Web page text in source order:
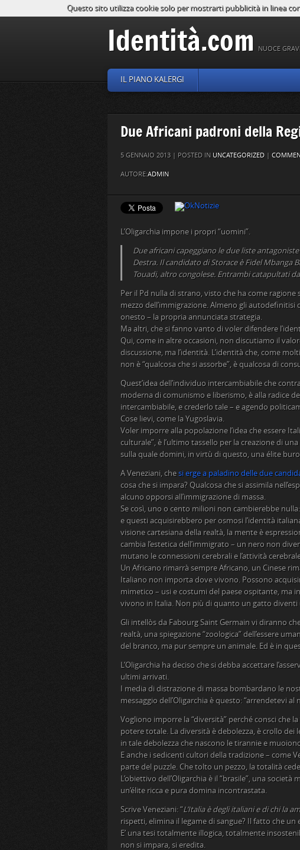
Identità.com NUOCE
IL PIANO KALERGI
Due Africani padroni della
5 GENNAIO 2013 | POSTED IN UNCATEGORIZED |
AUTORE:ADMIN
L’Oligarchia impone i propri “uomini”.
Due africani capeggiano le due liste
Destra. Il candidato di Storace è Fidel Mbanga
Touadi, altro congolese. Entrambi catapultati
Per il Pd nulla di strano, visto che ha come
mezzo dell’immigrazione. Almeno gli
onesto – la propria annunciata strategia.
Ma altri, che si fanno vanto di voler difendere
Qui, come in altre occasioni, non discutiamo il
discussione, ma l’identità. L’identità che, come
non è “qualcosa che si assorbe”, è qualcosa di
Quest’idea dell’individuo intercambiabile che
moderna di comunismo e liberismo, è alla radice
intercambiabile, e crederlo tale – e agendo
Cose lievi, come la Yugoslavia.
Voler imporre alla popolazione l’idea che essere
culturale”, è l’ultimo tassello per la creazione di
sulla quale domini, in virtù di questo, una élite
A Veneziani, che si erge a paladino delle due
cosa che si impara? Qualcosa che si assimila
alcuno opporsi all’immigrazione di massa.
Se così, uno o cento milioni non cambierebbe
e questi acquisirebbero per osmosi l’identità
visione cartesiana della realtà, la mente è
cambia l’estetica dell’immigrato – un nero non
mutano le connessioni cerebrali e l’attività
Un Africano rimarrà sempre Africano, un Cinese
Italiano non importa dove vivono. Possono
mimetico – usi e costumi del paese ospitante, ma
vivono in Italia. Non più di quanto un gatto diventi
Gli intellòs da Fabourg Saint Germain vi diranno
realtà, una spiegazione “zoologica” dell’essere
del branco, ma pur sempre un animale. Ed è in
L’Oligarchia ha deciso che si debba accettare
ultimi arrivati.
I media di distrazione di massa bombardano le
messaggio dell’Oligarchia è questo: “arrendetevi
Vogliono imporre la “diversità” perché consci che
potere totale. La diversità è debolezza, è crollo dei
in tale debolezza che nascono le tirannie e
E anche i sedicenti cultori della tradizione – come
parte del puzzle. Che tolto un pezzo, la totalità
L’obiettivo dell’Oligarchia è il “brasile”, una
un’élite ricca e pura domina incontrastata.
Scrive Veneziani: “L’Italia è degli italiani e di chi la
rispetti, elimina il legame di sangue? Il fatto che
E’ una tesi totalmente illogica, totalmente
non si impara, si eredita.
Questo sito utilizza cookie solo per mostrarti pubblicità in linea